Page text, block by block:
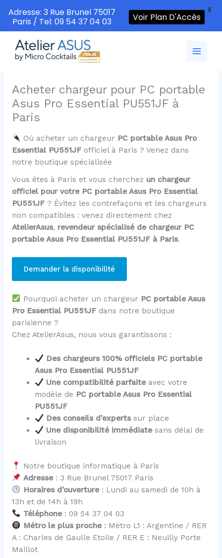
contenu
Acheter chargeur pour PC portable
Asus Pro Essential PU551JF à
Paris
Où acheter un chargeur PC portable Asus Pro
Essential PU551JFofficiel à Paris ? Venez dans
notre boutique spécialisée
Vous êtes à Paris et vous cherchez un chargeur
officiel pour votre PC portable Asus Pro Essential
PU551JF? Évitez les contrefaçons et les chargeurs
non compatibles : venez directement chez
AtelierAsus, revendeur spécialisé de chargeur PC
portable Asus Pro Essential PU551JF à Paris.
Demander la disponibilité
Pourquoi acheter un chargeur PC portable Asus
Pro Essential PU551JFdans notre boutique
parisienne ?
Chez AtelierAsus, nous vous garantissons :
Des chargeurs 100% officiels PC portable
Asus Pro Essential PU551JF
Une compatibilité parfaiteavec votre
modèle de PC portable Asus Pro Essential
PU551JF
Des conseils d’expertssur place
Une disponibilité immédiatesans délai de
livraison
Notre boutique informatique à Paris
Adresse: 3 Rue Brunel 75017 Paris
Horaires d’ouverture: Lundi au samedi de 10h à
13h et de 14h à 19h
Téléphone: 09 54 37 04 03
Métro le plus proche: Métro L1 : Argentine / RER
A : Charles de Gaulle Etoile / RER E : Neuilly Porte
Maillot
Adresse: 3 Rue Brunel 75017
Paris / Tel: 09 54 37 04 03
Voir Plan D'Accès
X